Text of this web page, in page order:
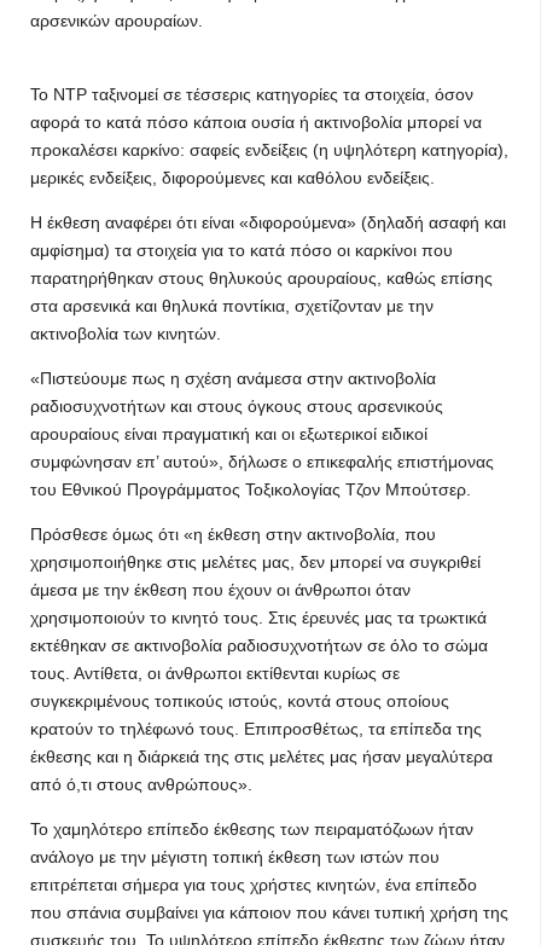
αρσενικών αρουραίων.
Το ΝΤΡ ταξινομεί σε τέσσερις κατηγορίες τα στοιχεία, όσον
αφορά το κατά πόσο κάποια ουσία ή ακτινοβολία μπορεί να
προκαλέσει καρκίνο: σαφείς ενδείξεις (η υψηλότερη κατηγορία),
μερικές ενδείξεις, διφορούμενες και καθόλου ενδείξεις.
Η έκθεση αναφέρει ότι είναι «διφορούμενα» (δηλαδή ασαφή και
αμφίσημα) τα στοιχεία για το κατά πόσο οι καρκίνοι που
παρατηρήθηκαν στους θηλυκούς αρουραίους, καθώς επίσης
στα αρσενικά και θηλυκά ποντίκια, σχετίζονταν με την
ακτινοβολία των κινητών.
«Πιστεύουμε πως η σχέση ανάμεσα στην ακτινοβολία
ραδιοσυχνοτήτων και στους όγκους στους αρσενικούς
αρουραίους είναι πραγματική και οι εξωτερικοί ειδικοί
συμφώνησαν επ’ αυτού», δήλωσε ο επικεφαλής επιστήμονας
του Εθνικού Προγράμματος Τοξικολογίας Τζον Μπούτσερ.
Πρόσθεσε όμως ότι «η έκθεση στην ακτινοβολία, που
χρησιμοποιήθηκε στις μελέτες μας, δεν μπορεί να συγκριθεί
άμεσα με την έκθεση που έχουν οι άνθρωποι όταν
χρησιμοποιούν το κινητό τους. Στις έρευνές μας τα τρωκτικά
εκτέθηκαν σε ακτινοβολία ραδιοσυχνοτήτων σε όλο το σώμα
τους. Αντίθετα, οι άνθρωποι εκτίθενται κυρίως σε
συγκεκριμένους τοπικούς ιστούς, κοντά στους οποίους
κρατούν το τηλέφωνό τους. Επιπροσθέτως, τα επίπεδα της
έκθεσης και η διάρκειά της στις μελέτες μας ήσαν μεγαλύτερα
από ό,τι στους ανθρώπους».
Το χαμηλότερο επίπεδο έκθεσης των πειραματόζωων ήταν
ανάλογο με την μέγιστη τοπική έκθεση των ιστών που
επιτρέπεται σήμερα για τους χρήστες κινητών, ένα επίπεδο
που σπάνια συμβαίνει για κάποιον που κάνει τυπική χρήση της
συσκευής του. Το υψηλότερο επίπεδο έκθεσης των ζώων ήταν